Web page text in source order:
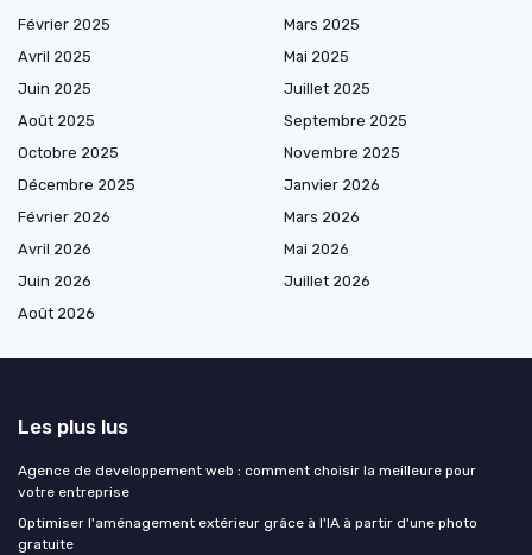
Février 2025
Mars 2025
Avril 2025
Mai 2025
Juin 2025
Juillet 2025
Août 2025
Septembre 2025
Octobre 2025
Novembre 2025
Décembre 2025
Janvier 2026
Février 2026
Mars 2026
Avril 2026
Mai 2026
Juin 2026
Juillet 2026
Août 2026
Les plus lus
Agence de developpement web : comment choisir la meilleure pour
votre entreprise
Optimiser l'aménagement extérieur grâce à l'IA à partir d'une photo
gratuite